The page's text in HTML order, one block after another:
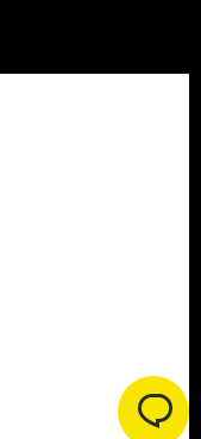
By Agência Webgui